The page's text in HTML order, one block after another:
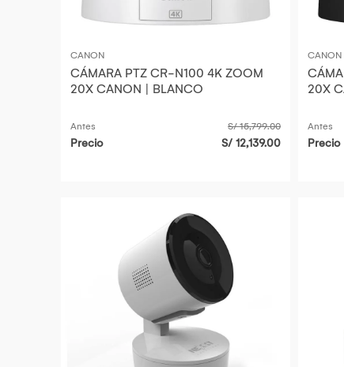
CANON
CÁMARA PTZ CR-N100 4K ZOOM
20X CANON | BLANCO
Antes S/ 15,799.00
Precio S/ 12,139.00
CANON
20X
Antes
Precio